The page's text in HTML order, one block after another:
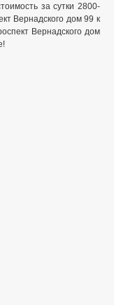
за сутки 2800-
Вернадского дом 99 к
Вернадского дом